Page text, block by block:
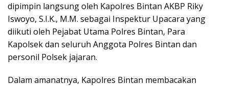
dipimpin langsung oleh Kapolres Bintan AKBP Riky
Iswoyo, S.I.K., M.M. sebagai Inspektur Upacara yang
diikuti oleh Pejabat Utama Polres Bintan, Para
Kapolsek dan seluruh Anggota Polres Bintan dan
personil Polsek jajaran.
Dalam amanatnya, Kapolres Bintan membacakan